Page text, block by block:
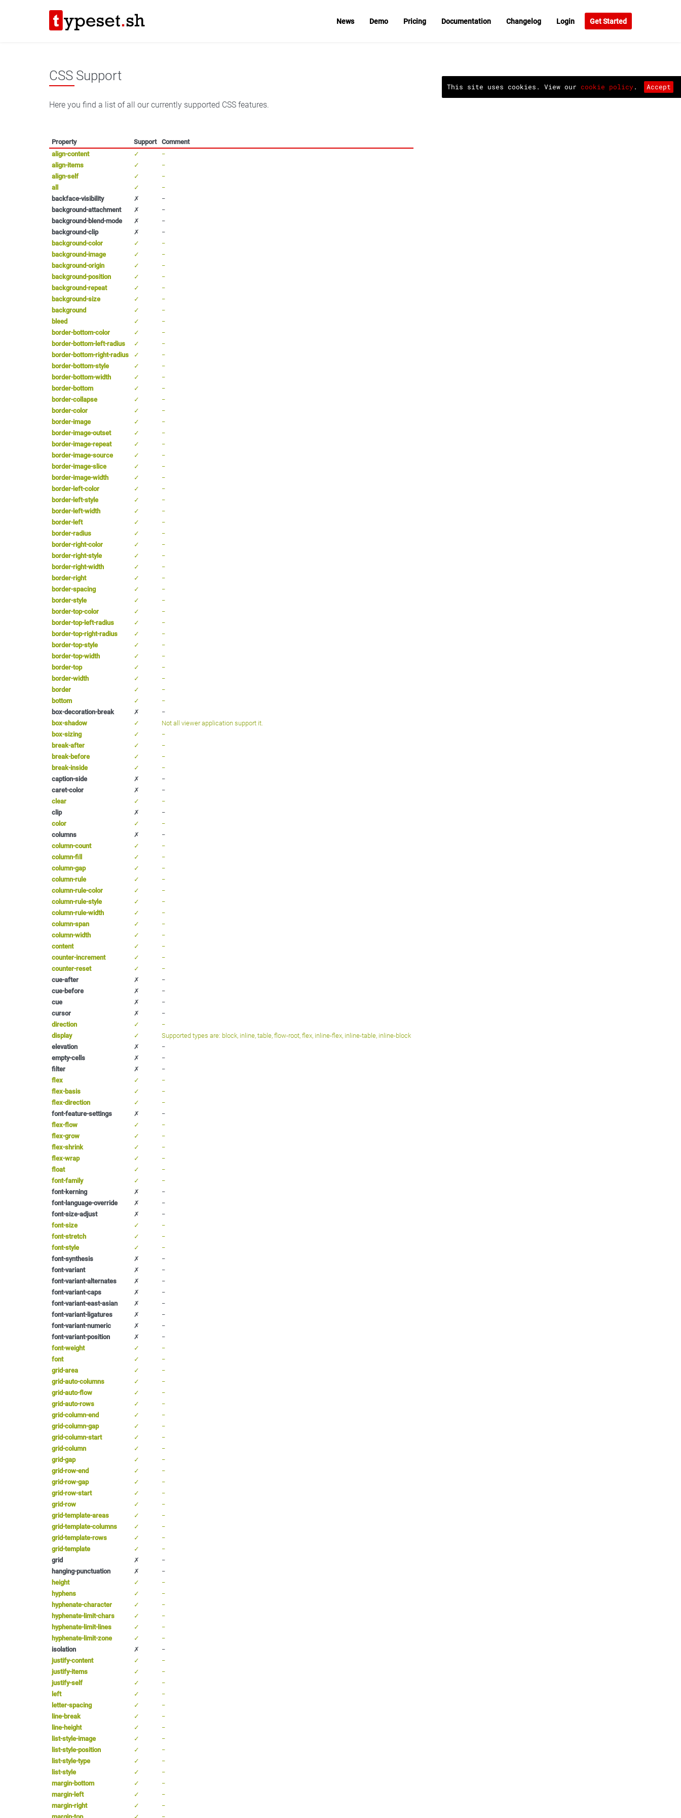
News Demo Pricing Documentation Changelog Login Get Started
CSS Support
Here you find a list of all our currently supported CSS features.
Property Support
Comment
align-content
✓
−
align-items
✓
−
align-self
✓
−
all
✓
−
backface-visibility
✗
−
background-attachment
✗
−
background-blend-mode
✗
−
background-clip
✗
−
background-color
✓
−
background-image
✓
−
background-origin
✓
−
background-position
✓
−
background-repeat
✓
−
background-size
✓
−
background
✓
−
bleed
✓
−
border-bottom-color
✓
−
border-bottom-left-radius
✓
−
border-bottom-right-radius
✓
−
border-bottom-style
✓
−
border-bottom-width
✓
−
border-bottom
✓
−
border-collapse
✓
−
border-color
✓
−
border-image
✓
−
border-image-outset
✓
−
border-image-repeat
✓
−
border-image-source
✓
−
border-image-slice
✓
−
border-image-width
✓
−
border-left-color
✓
−
border-left-style
✓
−
border-left-width
✓
−
border-left
✓
−
border-radius
✓
−
border-right-color
✓
−
border-right-style
✓
−
border-right-width
✓
−
border-right
✓
−
border-spacing
✓
−
border-style
✓
−
border-top-color
✓
−
border-top-left-radius
✓
−
border-top-right-radius
✓
−
border-top-style
✓
−
border-top-width
✓
−
border-top
✓
−
border-width
✓
−
border
✓
−
bottom
✓
−
box-decoration-break
✗
−
box-shadow
✓
Not all viewer application support it.
box-sizing
✓
−
break-after
✓
−
break-before
✓
−
break-inside
✓
−
caption-side
✗
−
caret-color
✗
−
clear
✓
−
clip
✗
−
color
✓
−
columns
✗
−
column-count
✓
−
column-fill
✓
−
column-gap
✓
−
column-rule
✓
−
column-rule-color
✓
−
column-rule-style
✓
−
column-rule-width
✓
−
column-span
✓
−
column-width
✓
−
content
✓
−
counter-increment
✓
−
counter-reset
✓
−
cue-after
✗
−
cue-before
✗
−
cue
✗
−
cursor
✗
−
direction
✓
−
display
✓
Supported types are: block, inline, table, flow-root, flex, inline-flex, inline-table, inline-block
elevation
✗
−
empty-cells
✗
−
filter
✗
−
flex
✓
−
flex-basis
✓
−
flex-direction
✓
−
font-feature-settings
✗
−
flex-flow
✓
−
flex-grow
✓
−
flex-shrink
✓
−
flex-wrap
✓
−
float
✓
−
font-family
✓
−
font-kerning
✗
−
font-language-override
✗
−
font-size-adjust
✗
−
font-size
✓
−
font-stretch
✓
−
font-style
✓
−
font-synthesis
✗
−
font-variant
✗
−
font-variant-alternates
✗
−
font-variant-caps
✗
−
font-variant-east-asian
✗
−
font-variant-ligatures
✗
−
font-variant-numeric
✗
−
font-variant-position
✗
−
font-weight
✓
−
font
✓
−
grid-area
✓
−
grid-auto-columns
✓
−
grid-auto-flow
✓
−
grid-auto-rows
✓
−
grid-column-end
✓
−
grid-column-gap
✓
−
grid-column-start
✓
−
grid-column
✓
−
grid-gap
✓
−
grid-row-end
✓
−
grid-row-gap
✓
−
grid-row-start
✓
−
grid-row
✓
−
grid-template-areas
✓
−
grid-template-columns
✓
−
grid-template-rows
✓
−
grid-template
✓
−
grid
✗
−
hanging-punctuation
✗
−
height
✓
−
hyphens
✓
−
hyphenate-character
✓
−
hyphenate-limit-chars
✓
−
hyphenate-limit-lines
✓
−
hyphenate-limit-zone
✓
−
isolation
✗
−
justify-content
✓
−
justify-items
✓
−
justify-self
✓
−
left
✓
−
letter-spacing
✓
−
line-break
✓
−
line-height
✓
−
list-style-image
✓
−
list-style-position
✓
−
list-style-type
✓
−
list-style
✓
−
margin-bottom
✓
−
margin-left
✓
−
margin-right
✓
−
This site uses cookies. View our cookie policy. Accept